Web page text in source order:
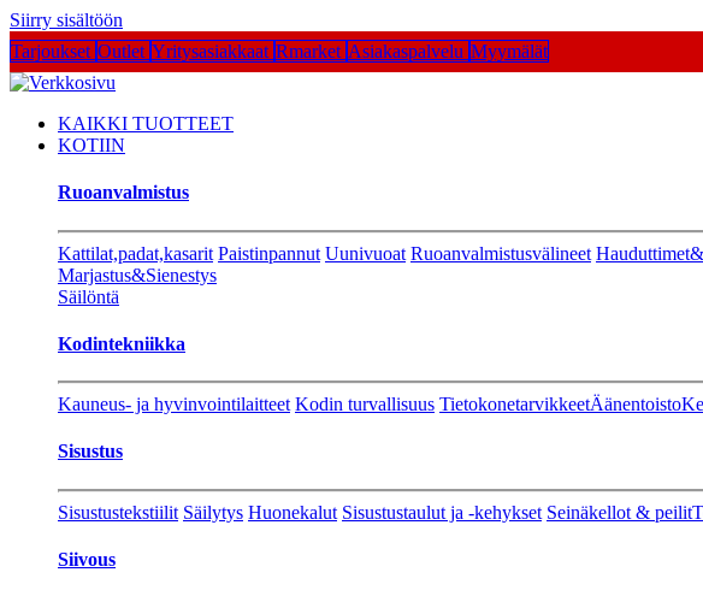
Siirry sisältöön
Tarjoukset Outlet Yritysasiakkaat Rmarket Asiakaspalvelu Myymälät
KAIKKI TUOTTEET
KOTIIN
Ruoanvalmistus
Kattilat,padat,kasarit Paistinpannut Uunivuoat Ruoanvalmistusvälineet
Marjastus&Sienestys
Säilöntä
Kodintekniikka
Kauneus- ja hyvinvointilaitteet Kodin turvallisuus TietokonetarvikkeetÄänentoisto
Sisustus
Sisustustekstiilit Säilytys Huonekalut Sisustustaulut ja -kehykset Seinäkellot & peilit
Siivous